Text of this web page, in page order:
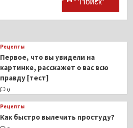
Рецепты
Первое, что вы увидели на
картинке, расскажет о вас всю
правду [тест]
0
Рецепты
Как быстро вылечить простуду?